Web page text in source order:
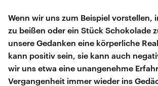
Wenn wir uns zum Beispiel vorstellen,
zu beißen oder ein Stück Schokolade
unsere Gedanken eine körperliche
kann positiv sein, sie kann auch
wir uns etwa eine unangenehme
Vergangenheit immer wieder ins